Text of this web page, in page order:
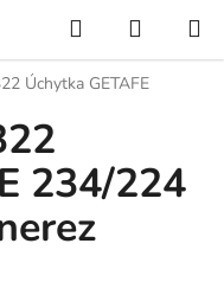
Hledat
KOŠÍK
Úchytka GETAFE
234/224